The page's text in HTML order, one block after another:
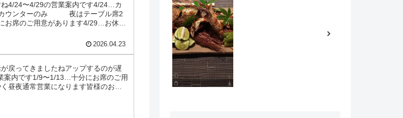
4/24〜4/29の営業案内です4/24…カ
カウンターのみ 夜はテーブル席2
お席のご用意があります4/29…お休み
2026.04.23
戻ってきましたねアップするのが遅
案内です1/9〜1/13…十分にお席のご用
昼夜通常営業になります皆様のお越